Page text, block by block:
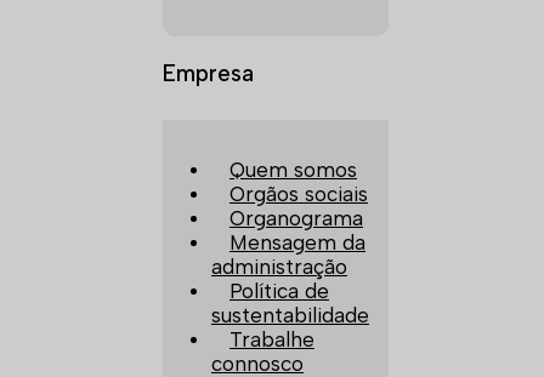
Empresa
Quem somos
Orgãos sociais
Organograma
Mensagem da
administração
Política de
sustentabilidade
Trabalhe
connosco